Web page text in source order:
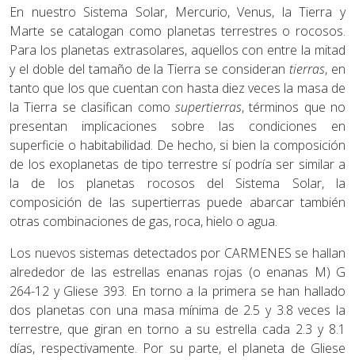
En nuestro Sistema Solar, Mercurio, Venus, la Tierra y
Marte se catalogan como planetas terrestres o rocosos.
Para los planetas extrasolares, aquellos con entre la mitad
y el doble del tamaño de la Tierra se consideran tierras, en
tanto que los que cuentan con hasta diez veces la masa de
la Tierra se clasifican como supertierras, términos que no
presentan implicaciones sobre las condiciones en
superficie o habitabilidad. De hecho, si bien la composición
de los exoplanetas de tipo terrestre sí podría ser similar a
la de los planetas rocosos del Sistema Solar, la
composición de las supertierras puede abarcar también
otras combinaciones de gas, roca, hielo o agua.
Los nuevos sistemas detectados por CARMENES se hallan
alrededor de las estrellas enanas rojas (o enanas M) G
264-12 y Gliese 393. En torno a la primera se han hallado
dos planetas con una masa mínima de 2.5 y 3.8 veces la
terrestre, que giran en torno a su estrella cada 2.3 y 8.1
días, respectivamente. Por su parte, el planeta de Gliese